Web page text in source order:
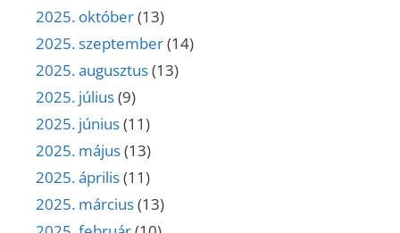
2025. október(13)
2025. szeptember(14)
2025. augusztus(13)
2025. július(9)
2025. június(11)
2025. május(13)
2025. április(11)
2025. március(13)